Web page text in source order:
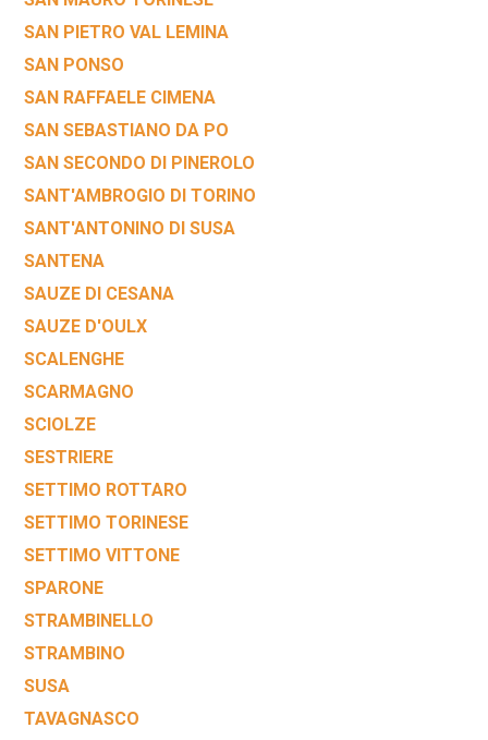
SAN PIETRO VAL LEMINA
SAN PONSO
SAN RAFFAELE CIMENA
SAN SEBASTIANO DA PO
SAN SECONDO DI PINEROLO
SANT'AMBROGIO DI TORINO
SANT'ANTONINO DI SUSA
SANTENA
SAUZE DI CESANA
SAUZE D'OULX
SCALENGHE
SCARMAGNO
SCIOLZE
SESTRIERE
SETTIMO ROTTARO
SETTIMO TORINESE
SETTIMO VITTONE
SPARONE
STRAMBINELLO
STRAMBINO
SUSA
TAVAGNASCO